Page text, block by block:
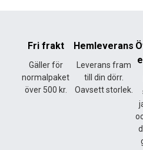
Fri frakt
Gäller för
normalpaket
över 500 kr.
Hemleverans
Leverans fram
till din dörr.
Oavsett storlek.